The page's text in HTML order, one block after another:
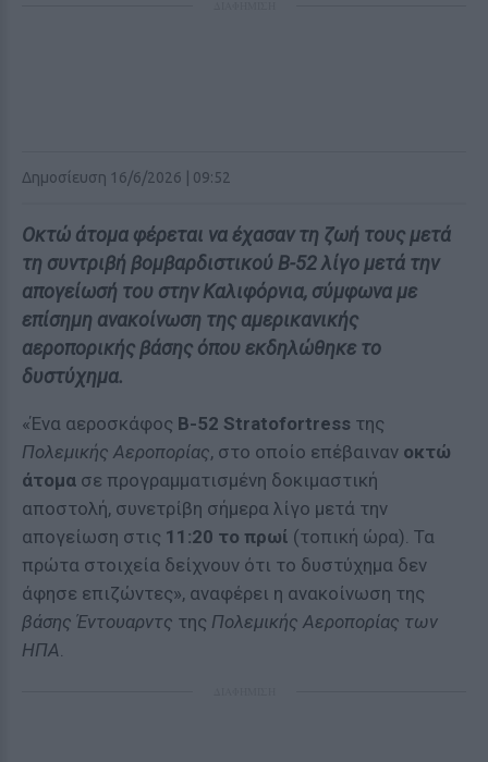
Δημοσίευση 16/6/2026 | 09:52
Οκτώ άτομα φέρεται να έχασαν τη ζωή τους μετά
τη συντριβή βομβαρδιστικού B-52 λίγο μετά την
απογείωσή του στην Καλιφόρνια, σύμφωνα με
επίσημη ανακοίνωση της αμερικανικής
αεροπορικής βάσης όπου εκδηλώθηκε το
δυστύχημα.
«Ένα αεροσκάφος B-52 Stratofortress της
Πολεμικής Αεροπορίας, στο οποίο επέβαιναν οκτώ
άτομα σε προγραμματισμένη δοκιμαστική
αποστολή, συνετρίβη σήμερα λίγο μετά την
απογείωση στις 11:20 το πρωί (τοπική ώρα). Τα
πρώτα στοιχεία δείχνουν ότι το δυστύχημα δεν
άφησε επιζώντες», αναφέρει η ανακοίνωση της
βάσης Έντουαρντς της Πολεμικής Αεροπορίας των
ΗΠΑ.